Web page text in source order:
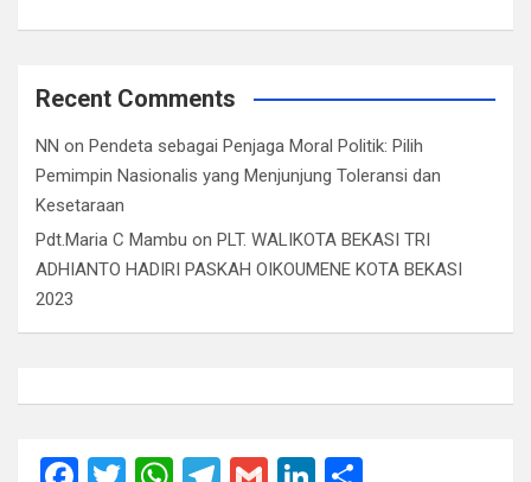
Recent Comments
NN on Pendeta sebagai Penjaga Moral Politik: Pilih
Pemimpin Nasionalis yang Menjunjung Toleransi dan
Kesetaraan
Pdt.Maria C Mambu on PLT. WALIKOTA BEKASI TRI
ADHIANTO HADIRI PASKAH OIKOUMENE KOTA BEKASI
2023